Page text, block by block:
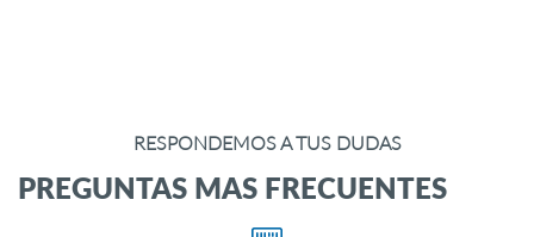
RESPONDEMOS A TUS DUDAS
PREGUNTAS MAS FRECUENTES